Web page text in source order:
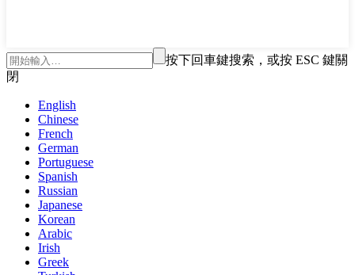
按下回車鍵搜索，或按 ESC 鍵關
閉
English
Chinese
French
German
Portuguese
Spanish
Russian
Japanese
Korean
Arabic
Irish
Greek